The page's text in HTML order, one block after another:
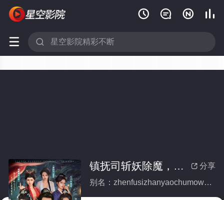
   
 
 分享
镇抚司斩妖除魔，我的修为无上限(全集)
别名：zhenfusizhanyaochumowodexiuweiwushangxian